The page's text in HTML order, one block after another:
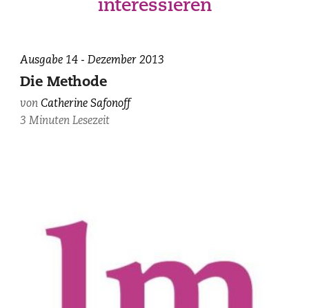
interessieren
Catherine
Safonoff,
photographiert
von
Sebastien
Ausgabe 14 - Dezember 2013
Die Methode
vonCatherine Safonoff
3 Minuten Lesezeit